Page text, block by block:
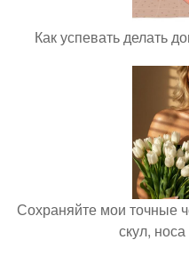
Как успевать делать
Сохраняйте мои точные
скул,